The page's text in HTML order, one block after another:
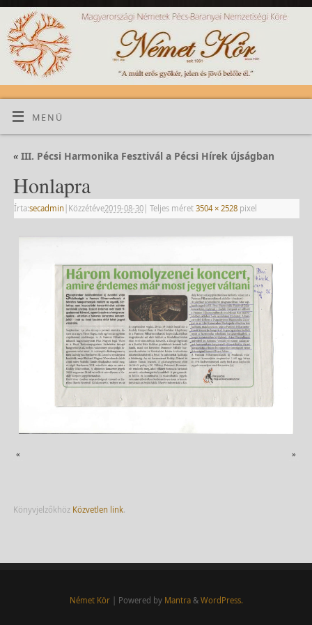
MENÜ
«III. Pécsi Harmonika Fesztivál a Pécsi Hírek újságban
Honlapra
Írta:secadmin | Közzétéve2019-08-30| Teljes méret 3504 × 2528pixel
« »
Könyvjelzőkhöz Közvetlen link.
Német Kör| Powered by Mantra& WordPress.